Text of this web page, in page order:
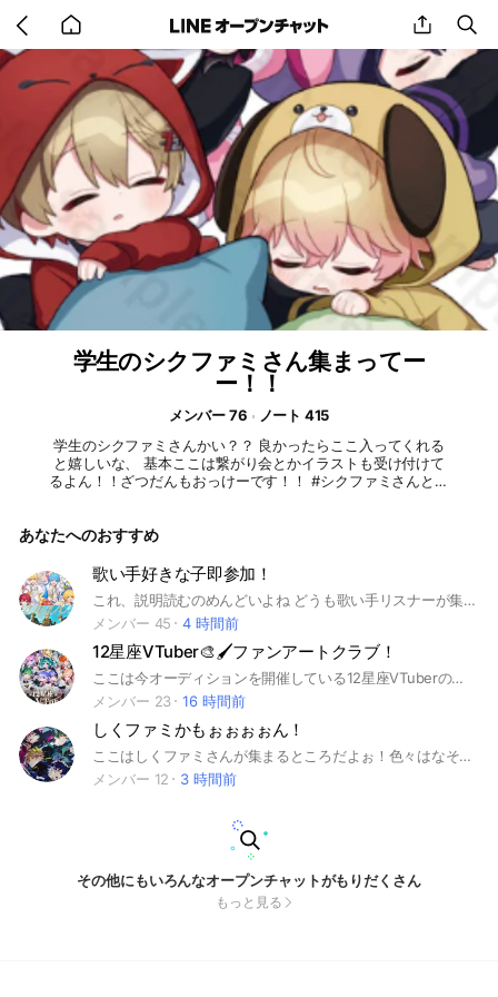
back
to
home
share
学生のシクファミさん集まってー
ー！！
メンバー 76
ノート 415
学生のシクファミさんかい？？ 良かったらここ入ってくれる
と嬉しいな、 基本ここは繋がり会とかイラストも受け付けて
るよん！！ざつだんもおっけーです！！ #シクファミさんと繋
あなたへのおすすめ
歌い手好きな子即参加！
これ、説明読むのめんどいよね どうも歌い手リスナーが集まるおぷです！ 歌い手リスナー、荒らしじゃない人ならどなたでも参加可能！ 説明読むのめんどいと想うから短くする このようになれなれしい管理人ですので 話しやすいと思う（？ じゃぁ待ってるね （学生多きおぷなのでどなたでも大歓迎((？ あ、ファンチだけは許さないんで どんなに優しくてどんなにノリよくてどんなに面白くてどんなに明るくてもだね？ ⇣タグです #シクフォニ#SIXFONIA#しくふぉに#シクファミ#しくふぁみ#歌い手#STPR#すとぷり#Strawberry Prince#KnightX-騎士X-#アンプタックカラーズ#AMPTAK×COLORS#めておら#Meteorites#メテオラ#すにすて#SneakerStep#とぅるりぷ#True＆Lip#VOISING#いれいす#すたぽら#StarLight PolaRis#クロノヴァ#Chrono▷◀Reverse#ブラブラ#歌い手リスナー#歌い手#歌い手界隈#オタク#ファン#グッズ#各1#雑談#推し活#推し#ファンミ#ファンマ#ペア#ペア画#ライトク#ライト#ライブトーク
メンバー 45
4 時間前
12星座VTuber🎨🖌ファンアートクラブ！
ここは今オーディションを開催している12星座VTuberのファンアートクラブ！ 雑談⭕️なので、オーディションを受けている人も、受けるのを迷っていて相談したい人も、絵を描くのが好きな人も、ただただ大好きで推してる人もぜひぜひ入ってね！ お願いね！ 中で待ってるよー！ 追記 管理人と副管理人は少々、同担拒否が入っています。そこをご理解の上入って頂けると嬉しいです。 管理人推し···▸ 乙女座♍️ 副管理人推し···▸ 魚座♓️ もしかしたら、強制退ｶ､､､なんでもないです､､､???w
メンバー 23
16 時間前
しくファミかもぉぉぉぉん！
ここはしくファミさんが集まるところだよぉ！色々はなそぉ！全然会話にはいらなくても大丈夫だよぉ！ 荒らし、スタ連、誰かが不快になることを言ったり、以下のことをしちゃだめだよぉ！もししたら強制退会させるからねぇ！
メンバー 12
3 時間前
その他にもいろんなオープンチャットがもりだくさん
もっと見る